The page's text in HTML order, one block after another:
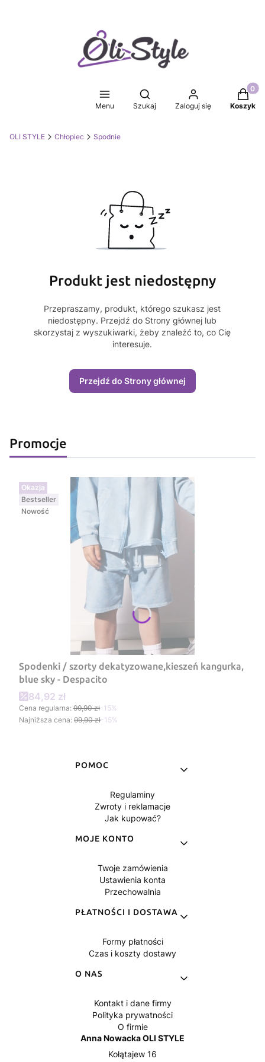
Menu
Otwórz wyszukiwarkę
Szukaj Zaloguj się Koszyk
OLI STYLE Chłopiec Spodnie
Produkt jest niedostępny
Przepraszamy, produkt, którego szukasz jest
niedostępny. Przejdź do Strony głównej lub
skorzystaj z wyszukiwarki, żeby znaleźć to, co Cię
interesuje.
Przejdź do Strony głównej
Promocje
Okazja
Bestseller
Nowość
Spodenki / szorty dekatyzowane,kieszeń kangurka,
blue sky - Despacito
Cena promocyjna
84,92 zł
Cena regularna: 99,90 zł-15%
Najniższa cena: 99,90 zł-15%
Anna Nowacka OLI STYLE
Kołątajew 16
Linki w stopce
POMOC
Regulaminy
Zwroty i reklamacje
Jak kupować?
MOJE KONTO
Twoje zamówienia
Ustawienia konta
Przechowalnia
PŁATNOŚCI I DOSTAWA
Formy płatności
Czas i koszty dostawy
O NAS
Kontakt i dane firmy
Polityka prywatności
O firmie